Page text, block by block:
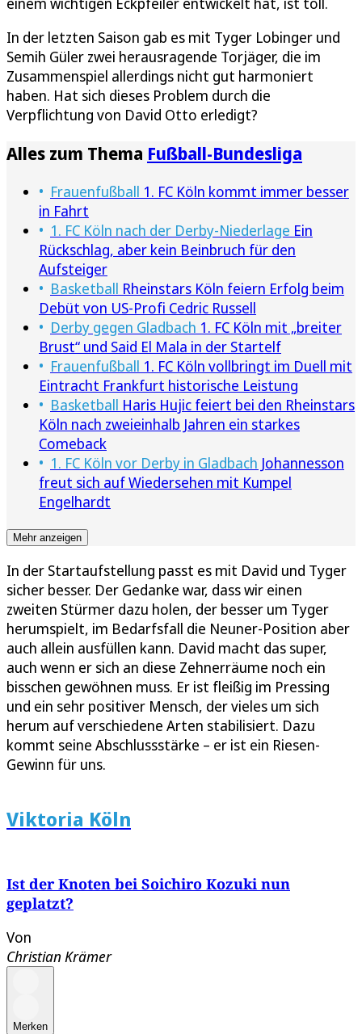
In der letzten Saison gab es mit Tyger Lobinger und
Semih Güler zwei herausragende Torjäger, die im
Zusammenspiel allerdings nicht gut harmoniert
haben. Hat sich dieses Problem durch die
Verpflichtung von David Otto erledigt?
Alles zum Thema Fußball-Bundesliga
Frauenfußball 1. FC Köln kommt immer besser
in Fahrt
1. FC Köln nach der Derby-Niederlage Ein
Rückschlag, aber kein Beinbruch für den
Aufsteiger
Basketball Rheinstars Köln feiern Erfolg beim
Debüt von US-Profi Cedric Russell
Derby gegen Gladbach 1. FC Köln mit „breiter
Brust“ und Said El Mala in der Startelf
Frauenfußball 1. FC Köln vollbringt im Duell mit
Eintracht Frankfurt historische Leistung
Basketball Haris Hujic feiert bei den Rheinstars
Köln nach zweieinhalb Jahren ein starkes
Comeback
1. FC Köln vor Derby in Gladbach Johannesson
freut sich auf Wiedersehen mit Kumpel
Engelhardt
Mehr anzeigen
In der Startaufstellung passt es mit David und Tyger
sicher besser. Der Gedanke war, dass wir einen
zweiten Stürmer dazu holen, der besser um Tyger
herumspielt, im Bedarfsfall die Neuner-Position aber
auch allein ausfüllen kann. David macht das super,
auch wenn er sich an diese Zehnerräume noch ein
bisschen gewöhnen muss. Er ist fleißig im Pressing
und ein sehr positiver Mensch, der vieles um sich
herum auf verschiedene Arten stabilisiert. Dazu
kommt seine Abschlussstärke – er ist ein Riesen-
Gewinn für uns.
Viktoria Köln
Ist der Knoten bei Soichiro Kozuki nun
geplatzt?
Von
Christian Krämer
Merken